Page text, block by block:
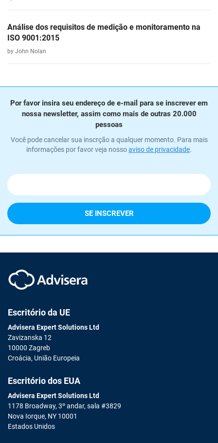
Análise dos requisitos de medição e monitoramento na
ISO 9001:2015
by John Nolan
Por favor insira seu endereço de e-mail para se inscrever em
nossa newsletter, assim como mais de outras 20.000
pessoas
Você pode cancelar sua inscrção a qualquer momento. Para mais
informações por favor veja nossoaviso de privacidade.
Escritório da UE
Advisera Expert Solutions Ltd
Zavizanska 12
10000 Zagreb
Croácia, União Europeia
Escritório dos EUA
Advisera Expert Solutions Ltd
1178 Broadway, 3º andar, sala #3829
Nova Iorque, NY 10001
Estados Unidos